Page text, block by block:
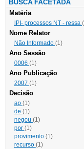
BUSCA FACETADA
Matéria
IPI- processos NT - ressa
Nome Relator
Não Informado (1)
Ano Sessão
0006 (1)
Ano Publicação
2007 (1)
Decisão
ao (1)
de (1)
negou (1)
por (1)
provimento (1)
recurso (1)